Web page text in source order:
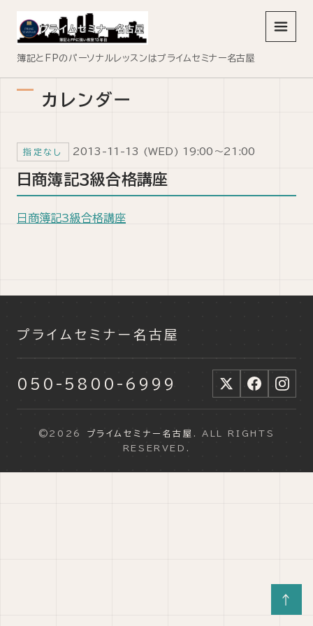
↑
簿記とFPのパーソナルレッスンはプライムセミナー名古屋
メニュ
カレンダー
指定なし 2013-11-13 (WED) 19:00～21:00
日商簿記3級合格講座
日商簿記3級合格講座
プライムセミナー名古屋
050-5800-6999
©2026 プライムセミナー名古屋
. ALL RIGHTS
RESERVED.